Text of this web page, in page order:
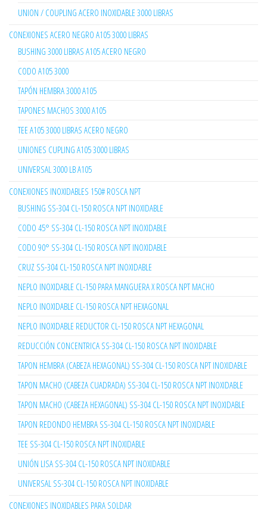
UNION / COUPLING ACERO INOXIDABLE 3000 LIBRAS
CONEXIONES ACERO NEGRO A105 3000 LIBRAS
BUSHING 3000 LIBRAS A105 ACERO NEGRO
CODO A105 3000
TAPÓN HEMBRA 3000 A105
TAPONES MACHOS 3000 A105
TEE A105 3000 LIBRAS ACERO NEGRO
UNIONES CUPLING A105 3000 LIBRAS
UNIVERSAL 3000 LB A105
CONEXIONES INOXIDABLES 150# ROSCA NPT
BUSHING SS-304 CL-150 ROSCA NPT INOXIDABLE
CODO 45° SS-304 CL-150 ROSCA NPT INOXIDABLE
CODO 90° SS-304 CL-150 ROSCA NPT INOXIDABLE
CRUZ SS-304 CL-150 ROSCA NPT INOXIDABLE
NEPLO INOXIDABLE CL-150 PARA MANGUERA X ROSCA NPT MACHO
NEPLO INOXIDABLE CL-150 ROSCA NPT HEXAGONAL
NEPLO INOXIDABLE REDUCTOR CL-150 ROSCA NPT HEXAGONAL
REDUCCIÓN CONCENTRICA SS-304 CL-150 ROSCA NPT INOXIDABLE
TAPON HEMBRA (CABEZA HEXAGONAL) SS-304 CL-150 ROSCA NPT INOXIDABLE
TAPON MACHO (CABEZA CUADRADA) SS-304 CL-150 ROSCA NPT INOXIDABLE
TAPON MACHO (CABEZA HEXAGONAL) SS-304 CL-150 ROSCA NPT INOXIDABLE
TAPON REDONDO HEMBRA SS-304 CL-150 ROSCA NPT INOXIDABLE
TEE SS-304 CL-150 ROSCA NPT INOXIDABLE
UNIÓN LISA SS-304 CL-150 ROSCA NPT INOXIDABLE
UNIVERSAL SS-304 CL-150 ROSCA NPT INOXIDABLE
CONEXIONES INOXIDABLES PARA SOLDAR